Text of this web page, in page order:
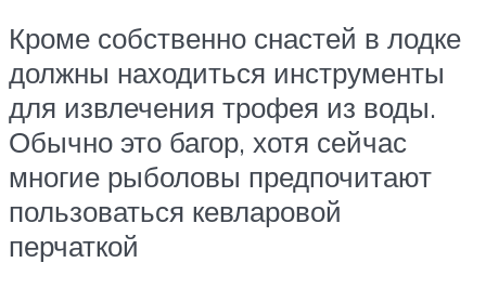
Кроме собственно снастей в лодке
должны находиться инструменты
для извлечения трофея из воды.
Обычно это багор, хотя сейчас
многие рыболовы предпочитают
пользоваться кевларовой
перчаткой